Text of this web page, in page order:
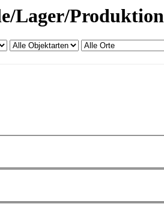
Lager/Produktion